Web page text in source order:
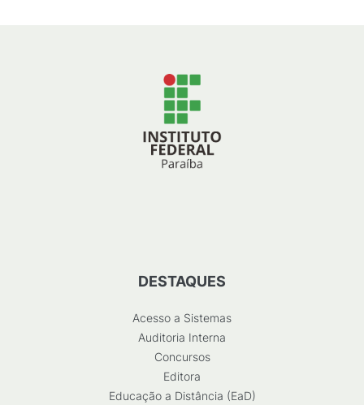
DESTAQUES
Acesso a Sistemas
Auditoria Interna
Concursos
Editora
Educação a Distância (EaD)